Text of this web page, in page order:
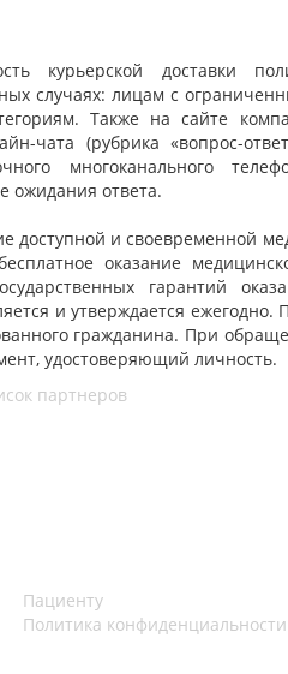
курьерской доставки
случаях: лицам с
Также на сайте
чата (рубрика «вопрос-
многоканального
ожидания ответа.
доступной и своевременной
оказание
гарантий
и утверждается ежегодно.
гражданина. При
удостоверяющий личность.
партнеров
Пациенту
Политика конфиденциальности